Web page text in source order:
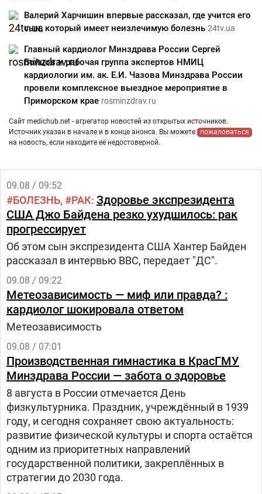
Валерий Харчишин впервые рассказал, где учится его
сын, который имеет неизлечимую болезнь 24tv.ua
Главный кардиолог Минздрава России Сергей
Бойцов и рабочая группа экспертов НМИЦ
кардиологии им. ак. Е.И. Чазова Минздрава России
провели комплексное выездное мероприятие в
Приморском крае rosminzdrav.ru
Сайт medichub.net - агрегатор новостей из открытых источников.
Источник указан в начале и в конце анонса. Вы можете
пожаловаться
на новость, если находите её недостоверной.
09.08 / 09:52
БОЛЕЗНЬ РАК Здоровье экспрезидента
США Джо Байдена резко ухудшилось: рак
прогрессирует
Об этом сын экспрезидента США Хантер Байден
рассказал в интервью BBC, передает "ДС".
09.08 / 09:22
Метеозависимость — миф или правда? :
кардиолог шокировала ответом
Метеозависимость
09.08 / 07:01
Производственная гимнастика в КрасГМУ
Минздрава России — забота о здоровье
8 августа в России отмечается День
физкультурника. Праздник, учреждённый в 1939
году, и сегодня сохраняет свою актуальность:
развитие физической культуры и спорта остаётся
одним из приоритетных направлений
государственной политики, закреплённых в
стратегии до 2030 года.